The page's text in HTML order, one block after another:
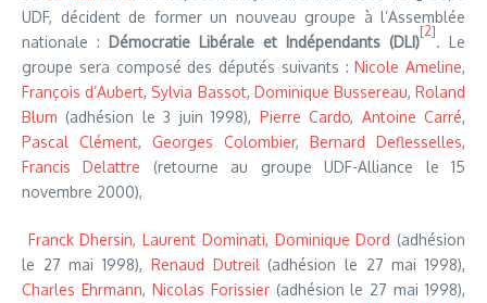
UDF, décident de former un nouveau groupe à l’Assemblée
nationale : Démocratie Libérale et Indépendants (DLI)
[2]
. Le
groupe sera composé des députés suivants :Nicole Ameline,
François d’Aubert, Sylvia Bassot, Dominique Bussereau,Roland
Blum (adhésion le 3 juin 1998), Pierre Cardo, Antoine Carré,
Pascal Clément, Georges Colombier, Bernard Deflesselles,
Francis Delattre (retourne au groupe UDF-Alliance le 15
novembre 2000),
Franck Dhersin,Laurent Dominati, Dominique Dord (adhésion
le 27 mai 1998), Renaud Dutreil (adhésion le 27 mai 1998),
Charles Ehrmann, Nicolas Forissier(adhésion le 27 mai 1998),